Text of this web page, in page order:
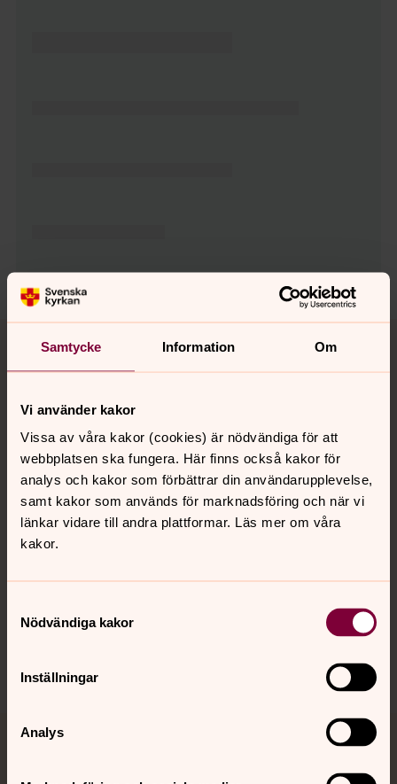
Samtycke Information Om
Vi använder kakor
Vissa av våra kakor (cookies) är nödvändiga för att
webbplatsen ska fungera. Här finns också kakor för
analys och kakor som förbättrar din användarupplevelse,
samt kakor som används för marknadsföring och när vi
länkar vidare till andra plattformar. Läs mer om våra
kakor.
Nödvändiga kakor
Inställningar
Analys
Tillbaka till toppen
Tillbaka till innehållet
Kontakt
Kalender
Hitta snabbt
Sociala kanaler